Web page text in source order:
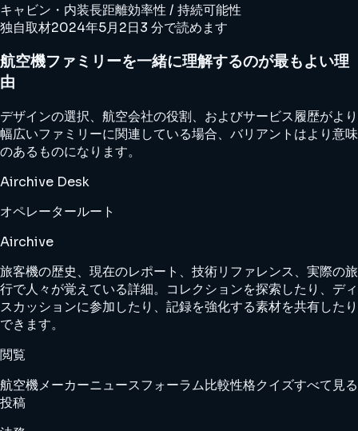
キャビン・内装長距離効率性 / 持続可能性
独自取材2024年5月2日3 分で読めます
航空機ファミリーを一緒に理解するのが最もよい理
由
デザインの選択、航空会社の役割、およびサービス履歴がより
幅広いファミリーに関連している場合、バリアントはより意味
のあるものになります。
Airchive Desk
オペレータールート
Airchive
旅客機の歴史、現在のレポート、技術リファレンス、実際の旅
行で人々が覚えている詳細。コレクションを探索したり、ディ
スカッションに参加したり、記録を強化する素材を共有したり
できます。
閲覧
航空機メーカーニュースフォーラム比較性格クイズすべて見る
投稿